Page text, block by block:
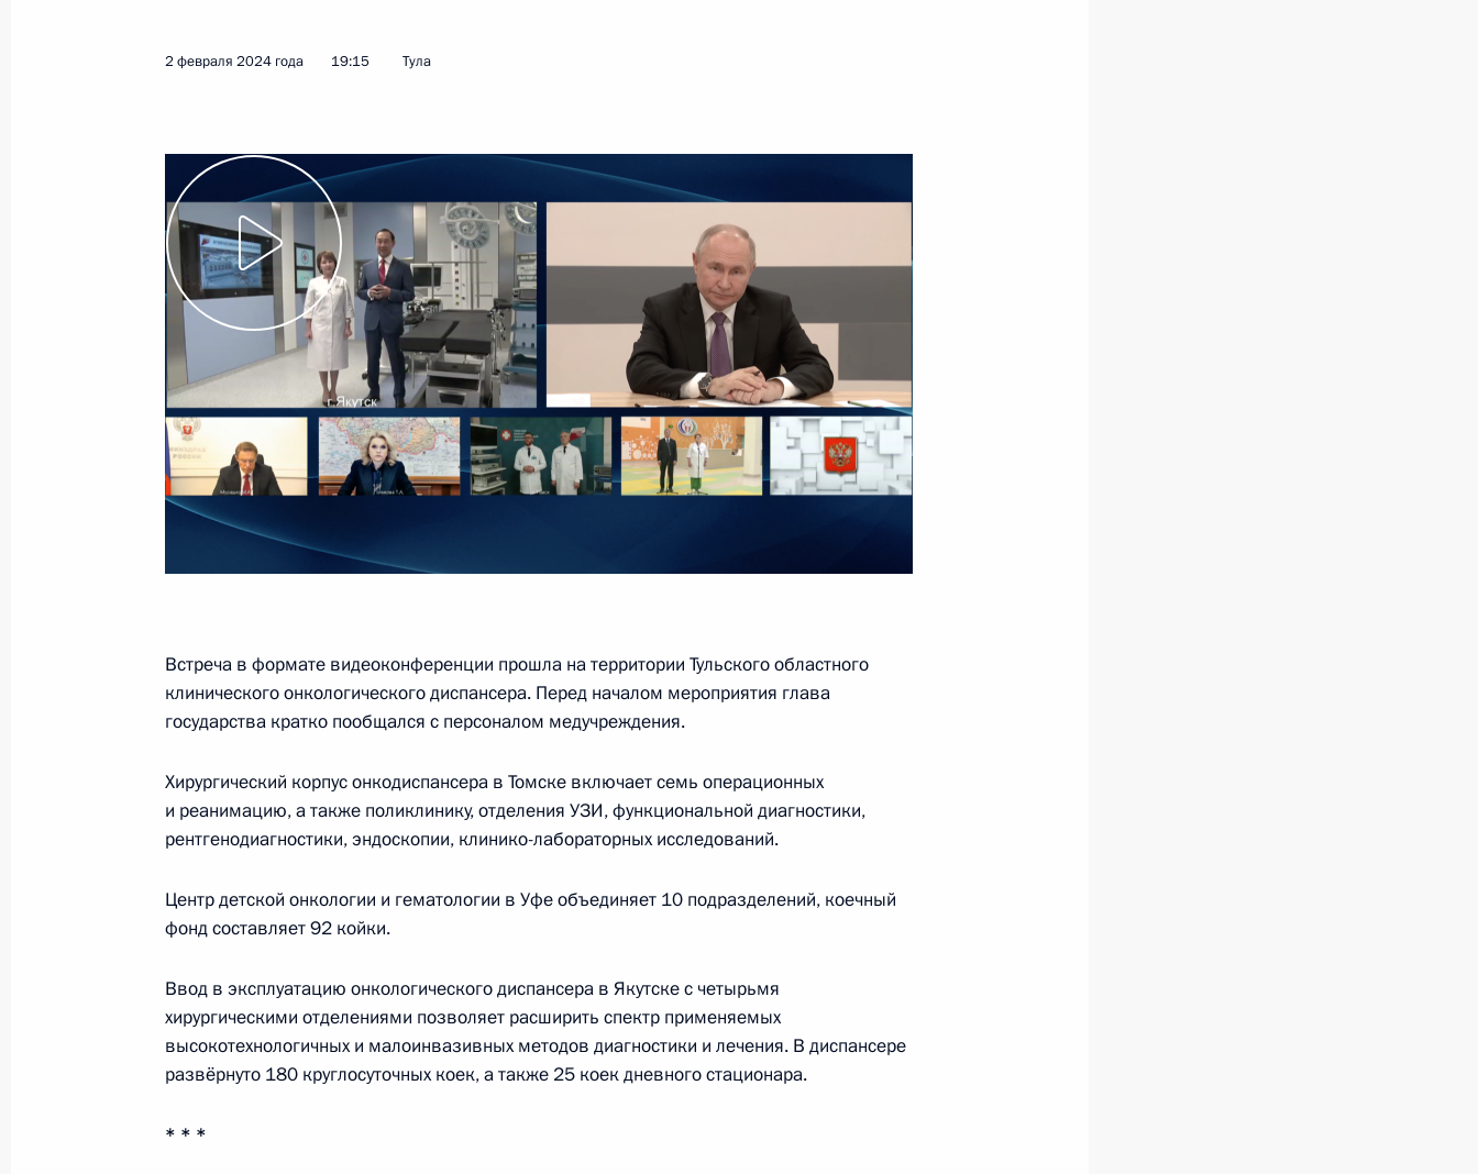
26 ноября 2024 года, 18:00
Встреча с врио губернатора Тульской области Дмитрием
Миляевым
15 августа 2024 года, 13:40
Дмитрий Миляев назначен временно исполняющим обязанности
губернатора Тульской области
15 мая 2024 года, 10:00
2 февраля 2024 года, 19:50
Открытие онкологических центров в регионах России
2 февраля 2024 года, 19:15
Посещение тульского областного клинического онкодиспансера
2 февраля 2024 года, 18:30
2 февраля 2024 года 19:15 Тула
Встреча в формате видеоконференции прошла на территории Тульского областного
клинического онкологического диспансера. Перед началом мероприятия глава
государства кратко пообщался с персоналом медучреждения.
Хирургический корпус онкодиспансера в Томске включает семь операционных
и реанимацию, а также поликлинику, отделения УЗИ, функциональной диагностики,
рентгенодиагностики, эндоскопии, клинико-лабораторных исследований.
Центр детской онкологии и гематологии в Уфе объединяет 10 подразделений, коечный
фонд составляет 92 койки.
Ввод в эксплуатацию онкологического диспансера в Якутске с четырьмя
хирургическими отделениями позволяет расширить спектр применяемых
высокотехнологичных и малоинвазивных методов диагностики и лечения. В диспансере
развёрнуто 180 круглосуточных коек, а также 25 коек дневного стационара.
* * *